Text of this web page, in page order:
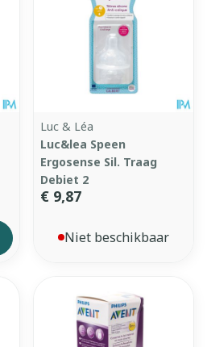
Luc & Léa
Luc&lea Speen
Ergosense Sil. Traag
Debiet 2
€ 9,87
Niet beschikbaar